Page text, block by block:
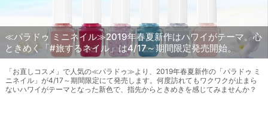
≪パラドゥ ミニネイル≫2019年春夏新作はハワイがテーマ。心
ときめく「#旅するネイル」は4/17～期間限定発売開始。
「お直しコスメ」で人気の≪パラドゥ≫より、2019年春夏新作の「パラドゥ ミ
ニネイル」が4/17～期間限定にて発売します。何度訪れてもワクワクが止まら
ないハワイがテーマとなった新色で、指先からときめきを感じてみませんか？